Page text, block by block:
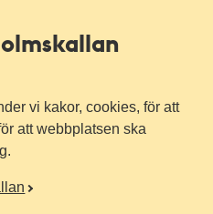
vi kakor, cookies, för att
att webbplatsen ska